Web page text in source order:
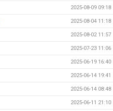
2025-08-09 09:18
2025-08-04 11:18
2025-08-02 11:57
2025-07-23 11:06
2025-06-19 16:40
2025-06-14 19:41
2025-06-14 08:48
2025-06-11 21:10